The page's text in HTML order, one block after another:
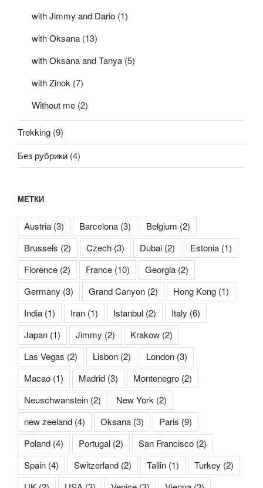
with Jimmy and Dario (1)
with Oksana (13)
with Oksana and Tanya (5)
with Zinok (7)
Without me (2)
Trekking (9)
Без рубрики (4)
МЕТКИ
Austria (3) Barcelona (3) Belgium (2)
Brussels (2) Czech (3) Dubai (2) Estonia (1)
Florence (2) France (10) Georgia (2)
Germany (3) Grand Canyon (2) Hong Kong (1)
India (1) Iran (1) Istanbul (2) Italy (6)
Japan (1) Jimmy (2) Krakow (2)
Las Vegas (2) Lisbon (2) London (3)
Macao (1) Madrid (3) Montenegro (2)
Neuschwanstein (2) New York (2)
new zeeland (4) Oksana (3) Paris (9)
Poland (4) Portugal (2) San Francisco (2)
Spain (4) Switzerland (2) Tallin (1) Turkey (2)